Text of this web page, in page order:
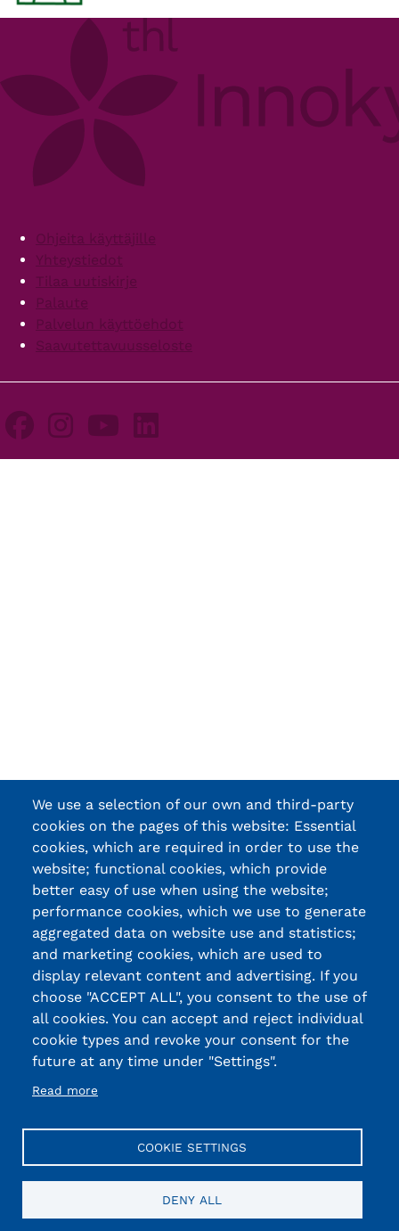
FooterOhjeita käyttäjille
Yhteystiedot
Tilaa uutiskirje
Palaute
Palvelun käyttöehdot
Saavutettavuusseloste
We use a selection of our own and third-party
cookies on the pages of this website: Essential
cookies, which are required in order to use the
website; functional cookies, which provide
better easy of use when using the website;
performance cookies, which we use to generate
aggregated data on website use and statistics;
and marketing cookies, which are used to
display relevant content and advertising. If you
choose "ACCEPT ALL", you consent to the use of
all cookies. You can accept and reject individual
cookie types and revoke your consent for the
future at any time under "Settings".
Read more
COOKIE SETTINGS
DENY ALL